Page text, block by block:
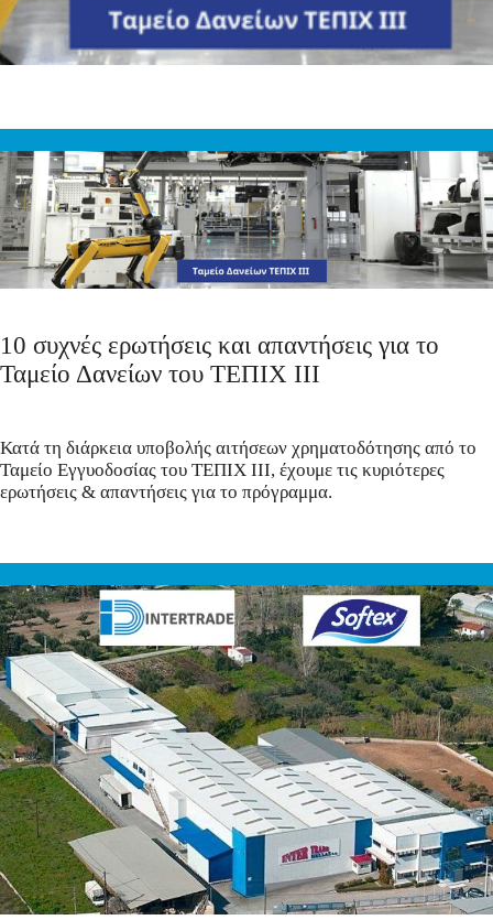
10 συχνές ερωτήσεις και απαντήσεις για το
Ταμείο Δανείων του ΤΕΠΙΧ ΙΙΙ
Κατά τη διάρκεια υποβολής αιτήσεων χρηματοδότησης από το
Ταμείο Εγγυοδοσίας του ΤΕΠΙΧ ΙΙΙ, έχουμε τις κυριότερες
ερωτήσεις & απαντήσεις για το πρόγραμμα.